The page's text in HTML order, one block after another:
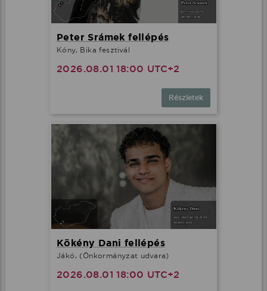
Peter Srámek fellépés
Kóny, Bika fesztivál
2026.08.01 18:00 UTC+2
Részletek
Kökény Dani fellépés
Jákó, (Önkormányzat udvara)
2026.08.01 18:00 UTC+2